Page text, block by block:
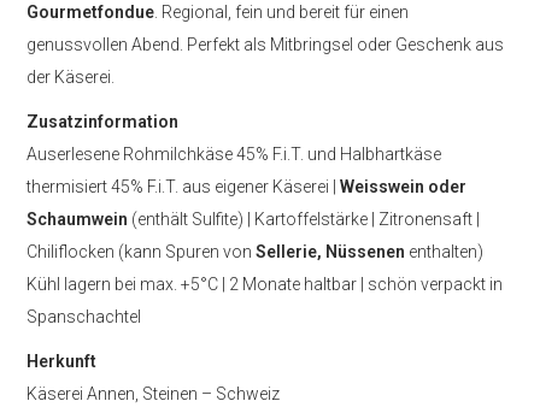
Gourmetfondue . Regional, fein und bereit für einen
genussvollen Abend. Perfekt als Mitbringsel oder Geschenk aus
der Käserei.
Zusatzinformation
Auserlesene Rohmilchkäse 45% F.i.T. und Halbhartkäse
thermisiert 45% F.i.T. aus eigener Käserei |Weisswein oder
Schaumwein (enthält Sulfite) | Kartoffelstärke | Zitronensaft |
Chiliflocken (kann Spuren vonSellerie, Nüssenen enthalten)
Kühl lagern bei max. +5°C | 2 Monate haltbar | schön verpackt in
Spanschachtel
Herkunft
Käserei Annen, Steinen – Schweiz